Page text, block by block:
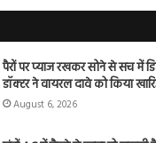
पैरों पर प्याज रखकर सोने से सच में
डॉक्टर ने वायरल दावे को किया
August 6, 2026